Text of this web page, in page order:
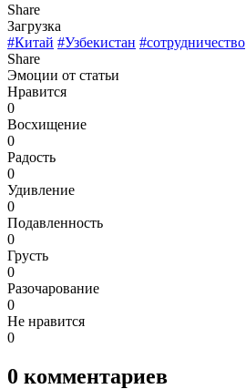
Share
Загрузка
#Китай #Узбекистан #сотрудничество
Share
Эмоции от статьи
Нравится
0
Восхищение
0
Радость
0
Удивление
0
Подавленность
0
Грусть
0
Разочарование
0
Не нравится
0
0 комментариев